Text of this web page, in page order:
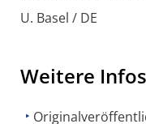
U. Basel / DE
Weitere Infos